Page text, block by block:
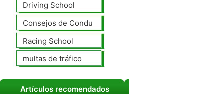
Driving School
Consejos de Conducción
Racing School
multas de tráfico
Artículos recomendados